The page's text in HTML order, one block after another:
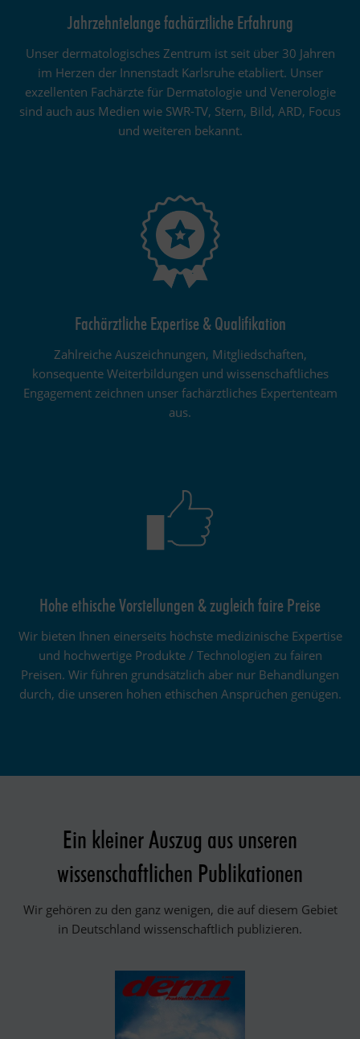
Jahrzehntelange fachärztliche Erfahrung
Unser dermatologisches Zentrum ist seit über 30 Jahren
im Herzen der Innenstadt Karlsruhe etabliert. Unser
exzellenten Fachärzte für Dermatologie und Venerologie
sind auch aus Medien wie SWR-TV, Stern, Bild, ARD, Focus
und weiteren bekannt.
Fachärztliche Expertise & Qualifikation
Zahlreiche Auszeichnungen, Mitgliedschaften,
konsequente Weiterbildungen und wissenschaftliches
Engagement zeichnen unser fachärztliches Expertenteam
aus.
Hohe ethische Vorstellungen & zugleich faire Preise
Wir bieten Ihnen einerseits höchste medizinische Expertise
und hochwertige Produkte / Technologien zu fairen
Preisen. Wir führen grundsätzlich aber nur Behandlungen
durch, die unseren hohen ethischen Ansprüchen genügen.
Ein kleiner Auszug aus unseren
wissenschaftlichen Publikationen
Wir gehören zu den ganz wenigen, die auf diesem Gebiet
in Deutschland wissenschaftlich publizieren.